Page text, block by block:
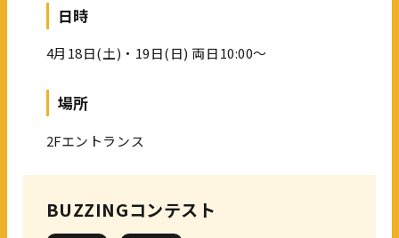
日時
4月18日(土)・19日(日) 両日10:00～
場所
2Fエントランス
BUZZINGコンテスト